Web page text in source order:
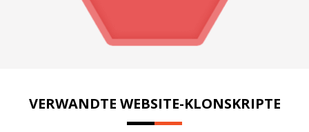
VERWANDTE WEBSITE-KLONSKRIPTE